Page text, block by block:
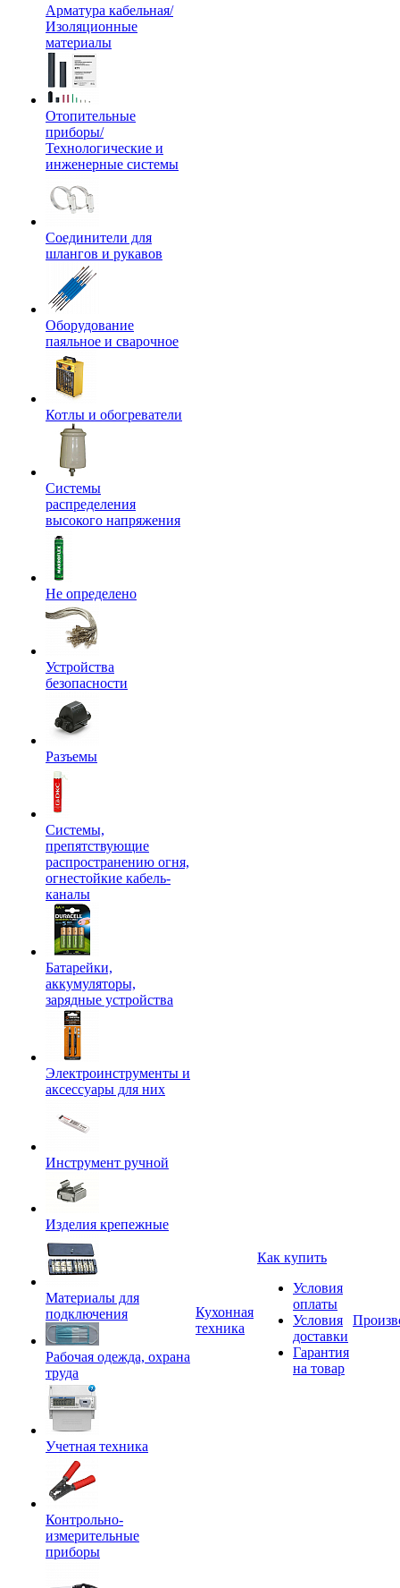
Арматура кабельная/
Изоляционные
материалы
Отопительные
приборы/
Технологические и
инженерные системы
Соединители для
шлангов и рукавов
Оборудование
паяльное и сварочное
Котлы и обогреватели
Системы
распределения
высокого напряжения
Не определено
Устройства
безопасности
Разъемы
Системы,
препятствующие
распространению огня,
огнестойкие кабель-
каналы
Батарейки,
аккумуляторы,
зарядные устройства
Электроинструменты и
аксессуары для них
Инструмент ручной
Изделия крепежные
Материалы для
подключения
Рабочая одежда, охрана
труда
Учетная техника
Контрольно-
измерительные
приборы
Кухонная
техника
Как купить
Условия
оплаты
Условия
доставки
Гарантия
на товар